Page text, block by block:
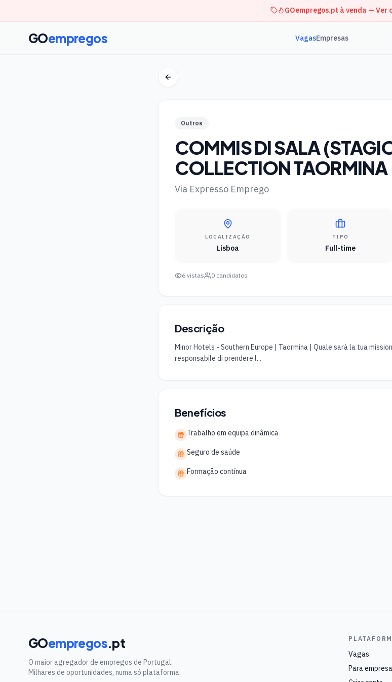
GOempregos.pt à venda — Ver
GOempregos VagasEmpresas
Outros
COMMIS DI SALA
COLLECTION TAORMINA
Via Expresso Emprego
LOCALIZAÇÃO
Lisboa
TIPO
Full-time
6 vistas 0 candidatos
Descrição
Minor Hotels - Southern Europe | Taormina | Quale sarà la tua
responsabile di prendere l...
Benefícios
Trabalho em equipa dinâmica
Seguro de saúde
Formação contínua
GOempregos.pt
O maior agregador de empregos de Portugal.
Milhares de oportunidades, numa só plataforma.
Vagas
Para